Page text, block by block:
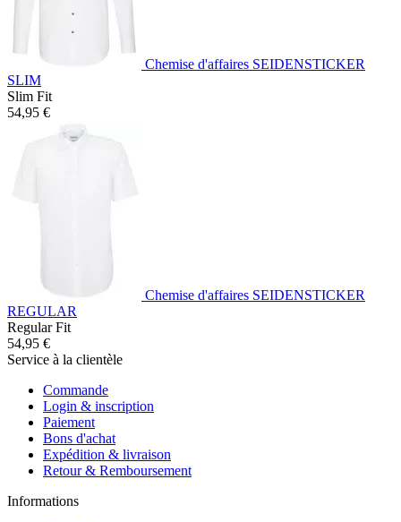
Chemise d'affaires SEIDENSTICKER
SLIM
Slim Fit
54,95 €
Chemise d'affaires SEIDENSTICKER
REGULAR
Regular Fit
54,95 €
Service à la clientèle
Commande
Login & inscription
Paiement
Bons d'achat
Expédition & livraison
Retour & Remboursement
Informations